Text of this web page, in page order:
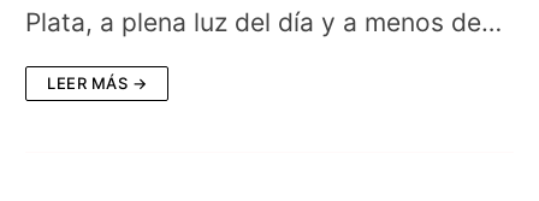
Plata, a plena luz del día y a menos de…
LEER MÁS →